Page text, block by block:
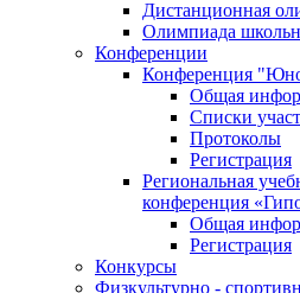
Дистанционная
Олимпиада
Конференции
Конференция
Общая
Списки
Протоколы
Регистрация
Региональная
конференция
Общая
Регистрация
Конкурсы
Физкультурно -